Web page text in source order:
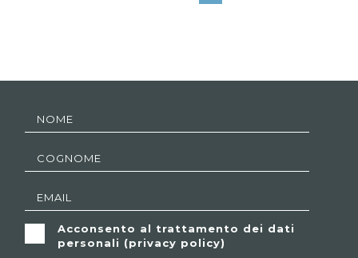
Acconsento al trattamento dei dati
personali (privacy policy)